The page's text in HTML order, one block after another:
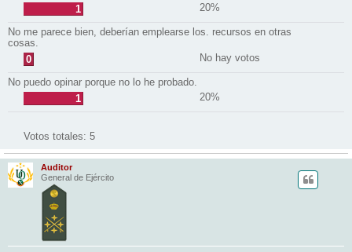
1
20%
No me parece bien, deberían emplearse los. recursos en otras
cosas.
0
No hay votos
No puedo opinar porque no lo he probado.
1
20%
Votos totales: 5
Auditor
General de Ejército